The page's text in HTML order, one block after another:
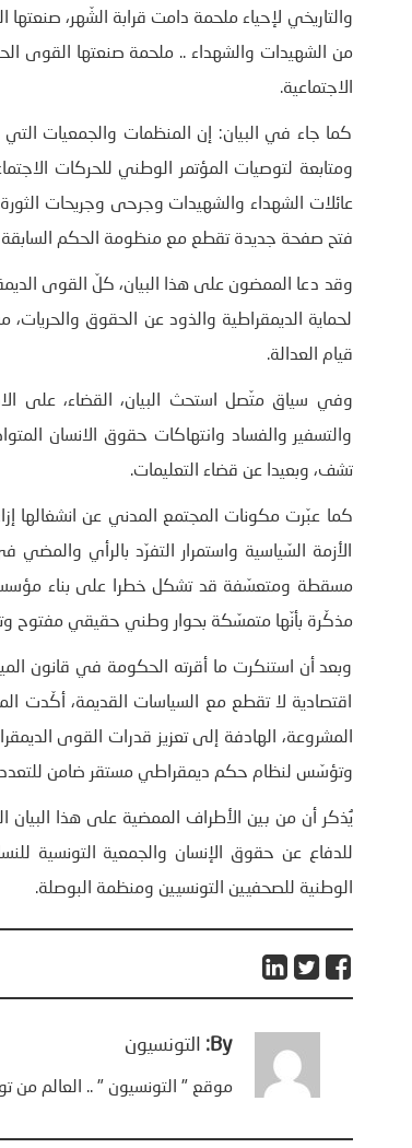
من الشهيدات والشهداء .. ملحمة صنعتها القوى
الاجتماعية.
كما جاء في البيان: إن المنظمات والجمعيات التي
عائلات الشهداء والشهيدات وجرحى وجريحات
فتح صفحة جديدة تقطع مع منظومة الحكم السابقة
وقد دعا الممضون على هذا البيان، كلّ القوى
لحماية الديمقراطية والذود عن الحقوق
قيام العدالة.
وفي سياق متّصل استحث البيان، القضاء، على
والتسفير والفساد وانتهاكات حقوق الانسان
تشف، وبعيدا عن قضاء التعليمات.
كما عبّرت مكونات المجتمع المدني عن انشغالها
الأزمة السّياسية واستمرار التفرّد بالرأي
مسقطة ومتعسّفة قد تشكل خطرا على بناء
مذكّرة بأنّها متمسّكة بحوار وطني حقيقي مفتوح
وبعد أن استنكرت ما أقرته الحكومة في قانون
اقتصادية لا تقطع مع السياسات القديمة، أكّدت
المشروعة، الهادفة إلى تعزيز قدرات القوى
وتؤسّس لنظام حكم ديمقراطي مستقر ضامن
للدفاع عن حقوق الإنسان والجمعية التونسية
الوطنية للصحفيين التونسيين ومنظمة البوصلة.
By: التونسيون
موقع " التونسيون " .. العالم من